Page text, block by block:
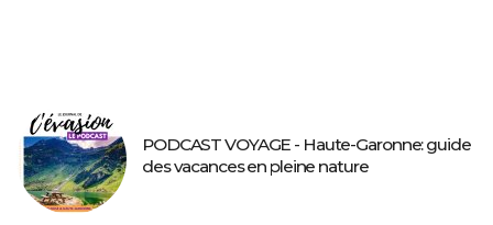
PODCAST VOYAGE - Haute-Garonne: guide
des vacances en pleine nature